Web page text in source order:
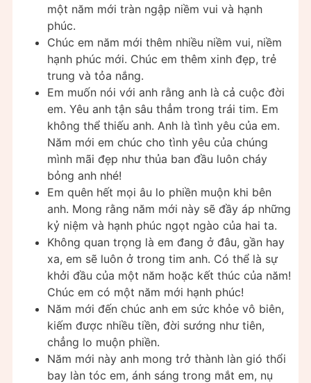
một năm mới tràn ngập niềm vui và hạnh
phúc.
Chúc em năm mới thêm nhiều niềm vui, niềm
hạnh phúc mới. Chúc em thêm xinh đẹp, trẻ
trung và tỏa nắng.
Em muốn nói với anh rằng anh là cả cuộc đời
em. Yêu anh tận sâu thẳm trong trái tim. Em
không thể thiếu anh. Anh là tình yêu của em.
Năm mới em chúc cho tình yêu của chúng
mình mãi đẹp như thủa ban đầu luôn cháy
bỏng anh nhé!
Em quên hết mọi âu lo phiền muộn khi bên
anh. Mong rằng năm mới này sẽ đầy áp những
kỷ niệm và hạnh phúc ngọt ngào của hai ta.
Không quan trọng là em đang ở đâu, gần hay
xa, em sẽ luôn ở trong tim anh. Có thể là sự
khởi đầu của một năm hoặc kết thúc của năm!
Chúc em có một năm mới hạnh phúc!
Năm mới đến chúc anh em sức khỏe vô biên,
kiếm được nhiều tiền, đời sướng như tiên,
chẳng lo muộn phiền.
Năm mới này anh mong trở thành làn gió thổi
bay làn tóc em, ánh sáng trong mắt em, nụ